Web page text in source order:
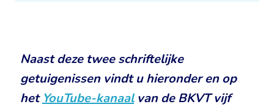
Naast deze twee schriftelijke
getuigenissen vindt u hieronder en op
het YouTube-kanaalvan de BKVT vijf